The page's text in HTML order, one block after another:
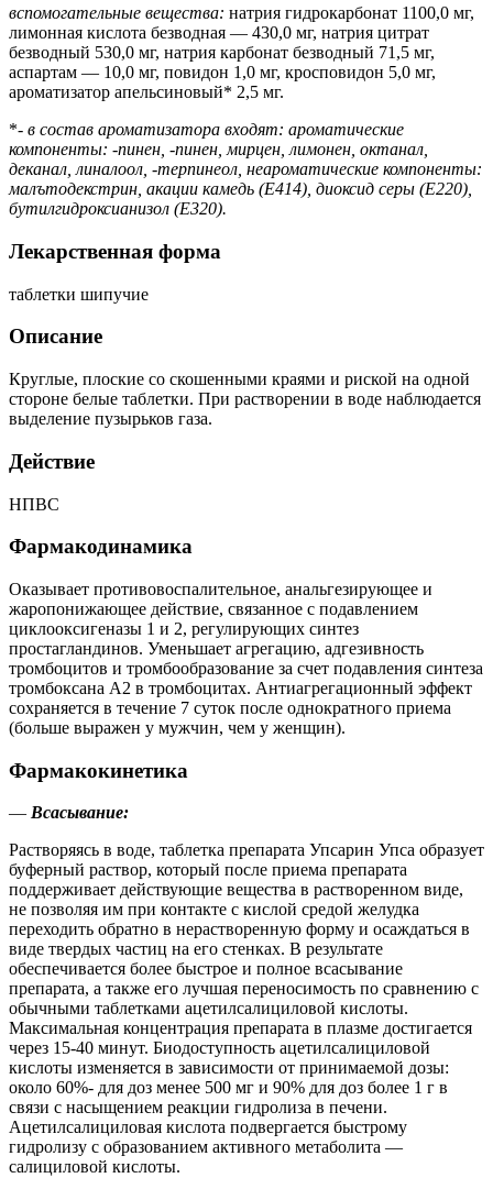
вспомогательные вещества: натрия гидрокарбонат 1100,0 мг,
лимонная кислота безводная — 430,0 мг, натрия цитрат
безводный 530,0 мг, натрия карбонат безводный 71,5 мг,
аспартам — 10,0 мг, повидон 1,0 мг, кросповидон 5,0 мг,
ароматизатор апельсиновый* 2,5 мг.
*- в состав ароматизатора входят: ароматические
компоненты: -пинен, -пинен, мирцен, лимонен, октанал,
деканал, линалоол, -терпинеол, неароматические компоненты:
малътодекстрин, акации камедь (Е414), диоксид серы (Е220),
бутилгидроксианизол (Е320).
Лекарственная форма
таблетки шипучие
Описание
Круглые, плоские со скошенными краями и риской на одной
стороне белые таблетки. При растворении в воде наблюдается
выделение пузырьков газа.
Действие
НПВС
Фармакодинамика
Оказывает противовоспалительное, анальгезирующее и
жаропонижающее действие, связанное с подавлением
циклооксигеназы 1 и 2, регулирующих синтез
простагландинов. Уменьшает агрегацию, адгезивность
тромбоцитов и тромбообразование за счет подавления синтеза
тромбоксана А2 в тромбоцитах. Антиагрегационный эффект
сохраняется в течение 7 суток после однократного приема
(больше выражен у мужчин, чем у женщин).
Фармакокинетика
— Всасывание:
Растворяясь в воде, таблетка препарата Упсарин Упса образует
буферный раствор, который после приема препарата
поддерживает действующие вещества в растворенном виде,
не позволяя им при контакте с кислой средой желудка
переходить обратно в нерастворенную форму и осаждаться в
виде твердых частиц на его стенках. В результате
обеспечивается более быстрое и полное всасывание
препарата, а также его лучшая переносимость по сравнению с
обычными таблетками ацетилсалициловой кислоты.
Максимальная концентрация препарата в плазме достигается
через 15-40 минут. Биодоступность ацетилсалициловой
кислоты изменяется в зависимости от принимаемой дозы:
около 60%- для доз менее 500 мг и 90% для доз более 1 г в
связи с насыщением реакции гидролиза в печени.
Ацетилсалициловая кислота подвергается быстрому
гидролизу с образованием активного метаболита —
салициловой кислоты.